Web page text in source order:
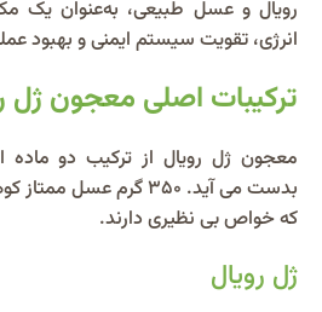
رویال و عسل طبیعی، به‌عنوان یک
انرژی، تقویت سیستم ایمنی و بهبود
ترکیبات اصلی معجون ژل
معجون ژل رویال از ترکیب دو ماده
که خواص بی نظیری دارند.
ژل رویال